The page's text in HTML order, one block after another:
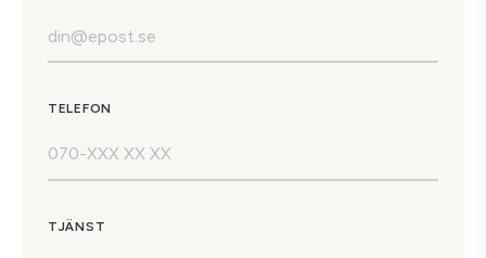
TELEFON
TJÄNST